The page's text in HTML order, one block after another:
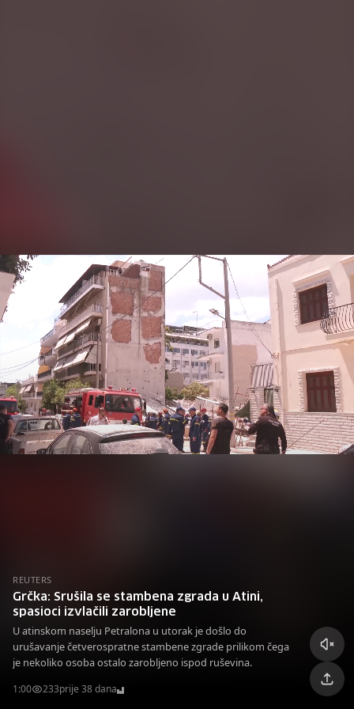
REUTERS
Grčka: Srušila se stambena zgrada u Atini,
spasioci izvlačili zarobljene
U atinskom naselju Petralona u utorak je došlo do
urušavanje četverospratne stambene zgrade prilikom čega
je nekoliko osoba ostalo zarobljeno ispod ruševina.
1:00 233prije 38 dana